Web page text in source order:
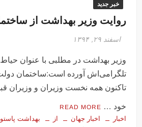
خبر جدید
روایت وزیر بهداشت از
اسفند ۲۹, ۱۳۹۴
وزیر بهداشت در مطلبی با عنوان
تاکنون همه نخست وزیران و وزیران
خود … READ MORE
اخبار اخبار جهان از بهداشت